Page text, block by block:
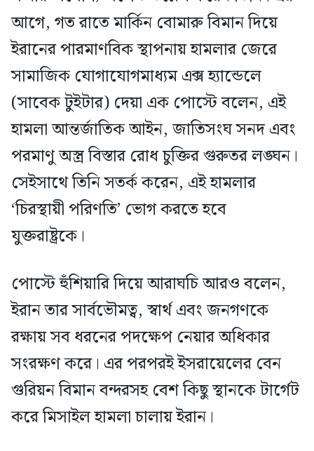
আগে, গত রাতে মার্কিন বোমারু বিমান দিয়ে
ইরানের পারমাণবিক স্থাপনায় হামলার জেরে
সামাজিক যোগাযোগমাধ্যম এক্স হ্যান্ডেলে
(সাবেক টুইটার) দেয়া এক পোস্টে বলেন, এই
হামলা আন্তর্জাতিক আইন, জাতিসংঘ সনদ এবং
পরমাণু অস্ত্র বিস্তার রোধ চুক্তির গুরুতর লঙ্ঘন।
সেইসাথে তিনি সতর্ক করেন, এই হামলার
‘চিরস্থায়ী পরিণতি’ ভোগ করতে হবে
যুক্তরাষ্ট্রকে।
পোস্টে হুঁশিয়ারি দিয়ে আরাঘচি আরও বলেন,
ইরান তার সার্বভৌমত্ব, স্বার্থ এবং জনগণকে
রক্ষায় সব ধরনের পদক্ষেপ নেয়ার অধিকার
সংরক্ষণ করে। এর পরপরই ইসরায়েলের বেন
গুরিয়ন বিমান বন্দরসহ বেশ কিছু স্থানকে টার্গেট
করে মিসাইল হামলা চালায় ইরান।